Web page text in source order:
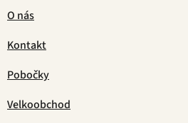
O nás
Kontakt
Pobočky
Velkoobchod